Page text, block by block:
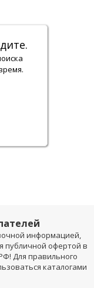
информацией,
публичной офертой в
Для правильного
каталогами